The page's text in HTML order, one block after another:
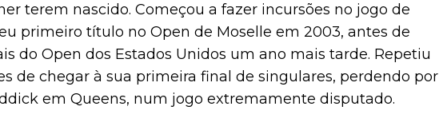
terem nascido. Começou a fazer incursões no jogo de
primeiro título no Open de Moselle em 2003, antes de
do Open dos Estados Unidos um ano mais tarde. Repetiu
de chegar à sua primeira final de singulares, perdendo por
em Queens, num jogo extremamente disputado.